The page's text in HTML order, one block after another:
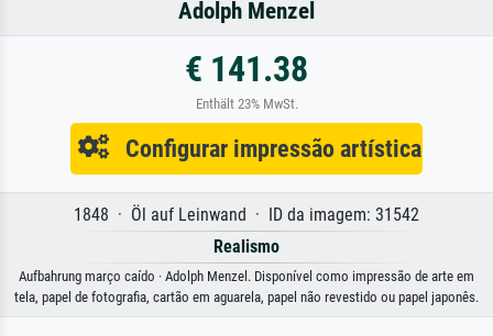
Adolph Menzel
€ 141.38
Enthält 23% MwSt.
Configurar impressão artística
1848 · Öl auf Leinwand · ID da imagem: 31542
Realismo
Aufbahrung março caído · Adolph Menzel. Disponível como impressão de arte em
tela, papel de fotografia, cartão em aguarela, papel não revestido ou papel japonês.